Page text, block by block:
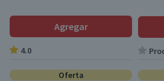
Agregar
4.0
Oferta